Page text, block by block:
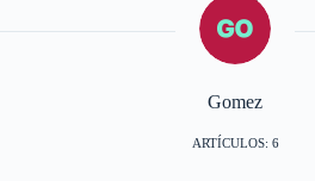
Gomez
ARTÍCULOS: 6